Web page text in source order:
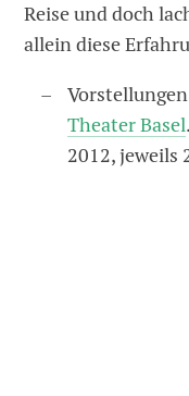
Reise und doch
allein diese
Theater Basel
2012, jeweils